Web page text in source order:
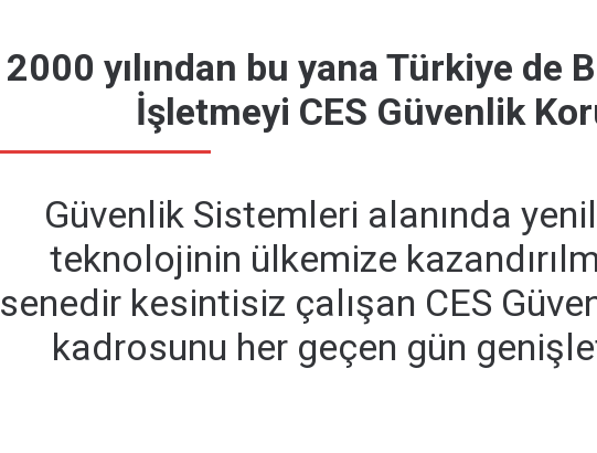
2000 yılından bu yana Türkiye de
İşletmeyi CES Güvenlik
Güvenlik Sistemleri alanında
teknolojinin ülkemize
senedir kesintisiz çalışan CES
kadrosunu her geçen gün